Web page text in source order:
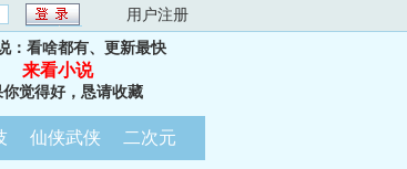
用户注册
：看啥都有、更新最快
来看小说
你觉得好，恳请收藏
仙侠武侠 二次元